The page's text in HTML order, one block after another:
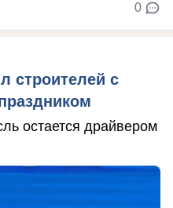
0
строителей с
остается драйвером